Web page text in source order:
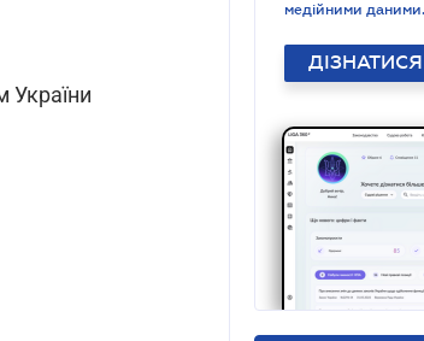
України
медійними даними.